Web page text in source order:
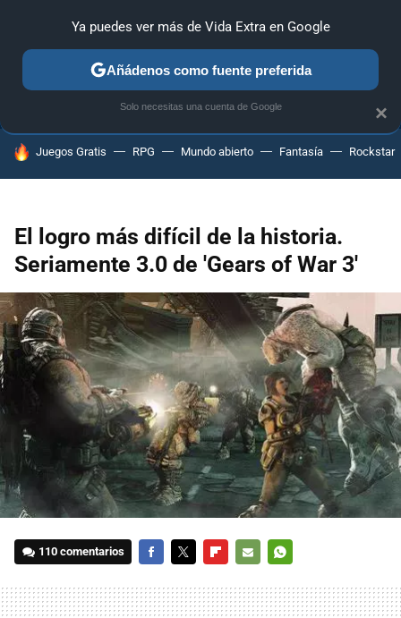
ANÁLISIS GUÍAS Y TRUCOS PC SONY NINTENDO
HOY SE HABLA DE
Juegos Gratis RPG Mundo abierto Fantasía Rockstar
El logro más difícil de la historia.
Seriamente 3.0 de 'Gears of War 3'
110 comentarios
MAIL
×
Ya puedes ver más de Vida Extra en Google
Añádenos como fuente preferida
Solo necesitas una cuenta de Google